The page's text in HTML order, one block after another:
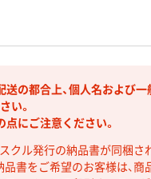
送の都合上、個人名および
い。
点にご注意ください。
クル発行の納品書が同梱さ
書をご希望のお客様は、商